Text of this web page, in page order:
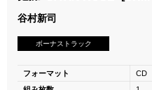
谷村新司
ボーナストラック
フォーマット
CD